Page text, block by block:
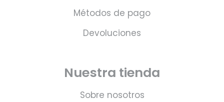
Métodos de pago
Devoluciones
Nuestra tienda
Sobre nosotros